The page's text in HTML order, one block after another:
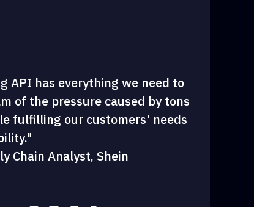
API has everything we need to
of the pressure caused by tons
fulfilling our customers' needs
Chain Analyst, Shein